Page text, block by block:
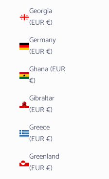
Georgia
(EUR €)
Germany
(EUR €)
Ghana (EUR
€)
Gibraltar
(EUR €)
Greece
(EUR €)
Greenland
(EUR €)